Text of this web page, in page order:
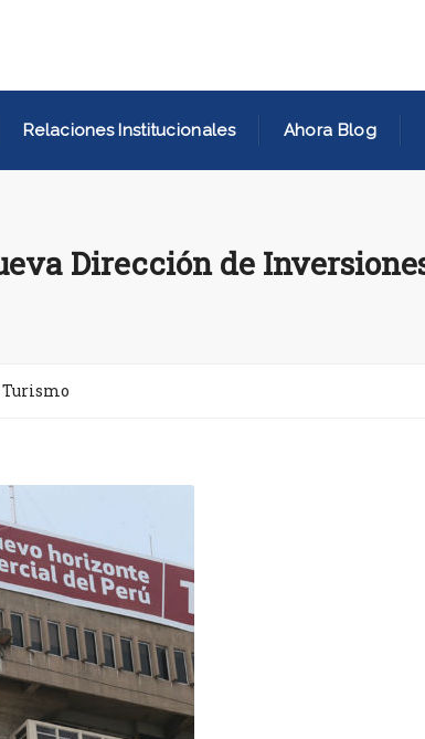
Relaciones Institucionales Ahora Blog
Dirección de
Turismo